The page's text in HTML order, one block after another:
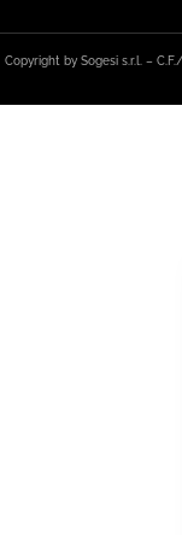
Copyright by Sogesi s.r.l. –